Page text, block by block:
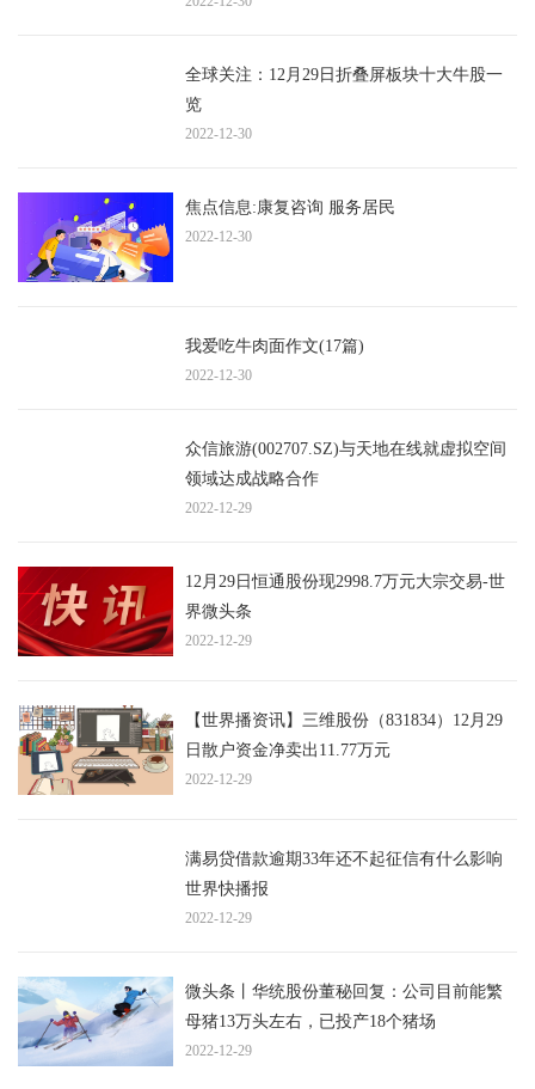
全球关注：12月29日折叠屏板块十大牛股一
览
2022-12-30
焦点信息:康复咨询 服务居民
2022-12-30
我爱吃牛肉面作文(17篇)
2022-12-30
众信旅游(002707.SZ)与天地在线就虚拟空间
领域达成战略合作
2022-12-29
12月29日恒通股份现2998.7万元大宗交易-世
界微头条
2022-12-29
【世界播资讯】三维股份（831834）12月29
日散户资金净卖出11.77万元
2022-12-29
满易贷借款逾期33年还不起征信有什么影响
世界快播报
2022-12-29
微头条丨华统股份董秘回复：公司目前能繁
母猪13万头左右，已投产18个猪场
2022-12-29